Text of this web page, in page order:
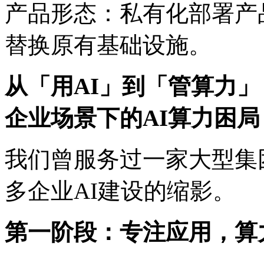
产品形态：私有化部署产
替换原有基础设施。
从「用AI」到「管算力」
企业场景下的AI算力困局
我们曾服务过一家大型集团
多企业AI建设的缩影。
第一阶段：专注应用